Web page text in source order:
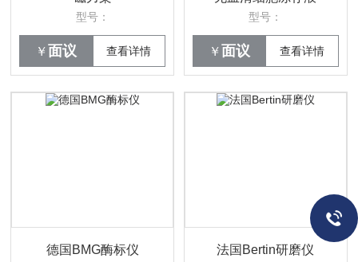
型号：
￥ 面议 查看详情
型号：
￥ 面议 查看详情
德国BMG酶标仪 法国Bertin研磨仪